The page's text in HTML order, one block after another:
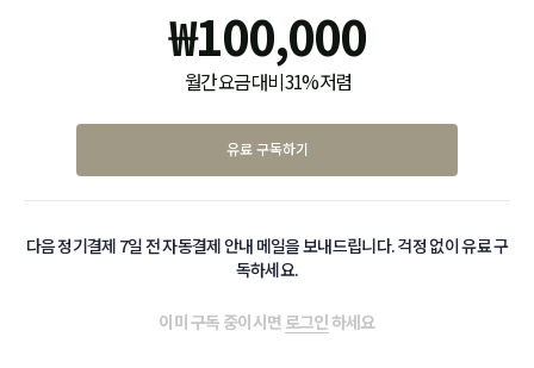
₩100,000
월간 요금 대비 31% 저렴
유료 구독하기
다음 정기결제 7일 전 자동결제 안내 메일을 보내드립니다. 걱정 없이 유료 구
독하세요.
이미 구독 중이시면 로그인하세요